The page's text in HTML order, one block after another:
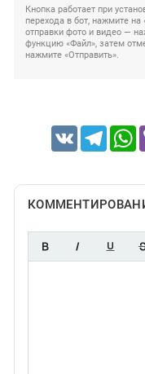
Кнопка работает при
перехода в бот, нажмите
отправки фото и видео —
функцию «Файл», затем
нажмите «Отправить».
VK